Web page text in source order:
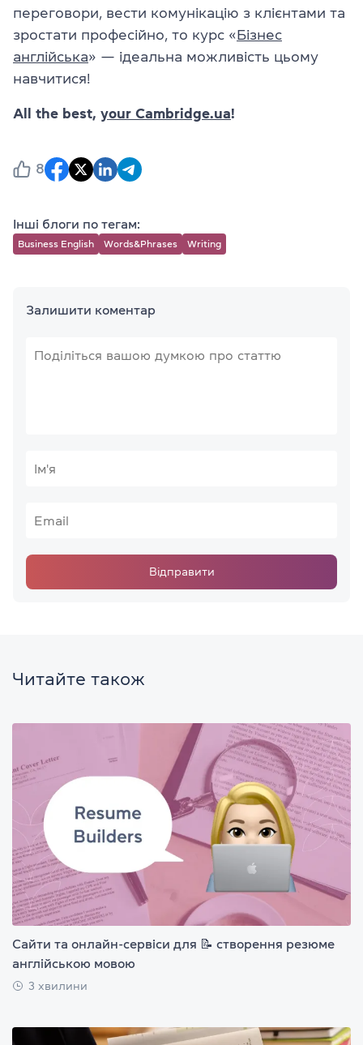
переговори, вести комунікацію з клієнтами та
зростати професійно, то курс «Бізнес
англійська» — ідеальна можливість цьому
навчитися!
All the best, your Cambridge.ua!
8
Інші блоги по тегам:
Business English Words&Phrases Writing
Залишити коментар
Відправити
Читайте також
Сайти та онлайн-сервіси для 📝 створення резюме
англійською мовою
3 хвилини